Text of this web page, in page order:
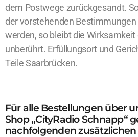
dem Postwege zurückgesandt.
der vorstehenden
werden, so bleibt die Wirksamkeit
unberührt. Erfüllungsort und
Teile Saarbrücken.
Für alle Bestellungen über
Shop „CityRadio Schnapp“
nachfolgenden zusätzlichen